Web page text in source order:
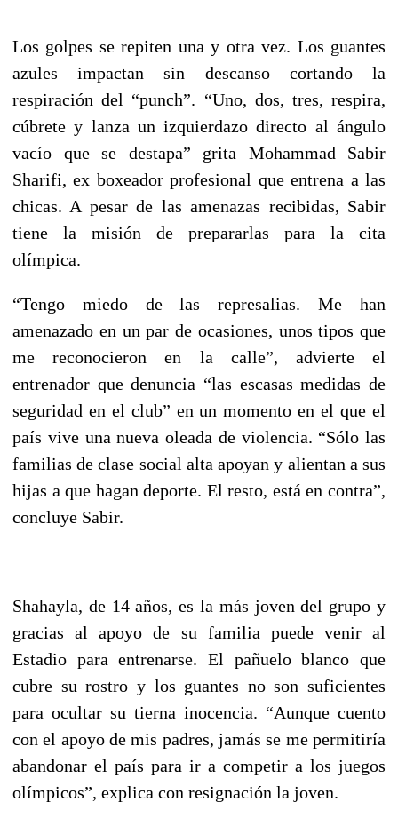
Los golpes se repiten una y otra vez. Los guantes
azules impactan sin descanso cortando la
respiración del “punch”. “Uno, dos, tres, respira,
cúbrete y lanza un izquierdazo directo al ángulo
vacío que se destapa” grita Mohammad Sabir
Sharifi, ex boxeador profesional que entrena a las
chicas. A pesar de las amenazas recibidas, Sabir
tiene la misión de prepararlas para la cita
olímpica.
“Tengo miedo de las represalias. Me han
amenazado en un par de ocasiones, unos tipos que
me reconocieron en la calle”, advierte el
entrenador que denuncia “las escasas medidas de
seguridad en el club” en un momento en el que el
país vive una nueva oleada de violencia. “Sólo las
familias de clase social alta apoyan y alientan a sus
hijas a que hagan deporte. El resto, está en contra”,
concluye Sabir.
Shahayla, de 14 años, es la más joven del grupo y
gracias al apoyo de su familia puede venir al
Estadio para entrenarse. El pañuelo blanco que
cubre su rostro y los guantes no son suficientes
para ocultar su tierna inocencia. “Aunque cuento
con el apoyo de mis padres, jamás se me permitiría
abandonar el país para ir a competir a los juegos
olímpicos”, explica con resignación la joven.